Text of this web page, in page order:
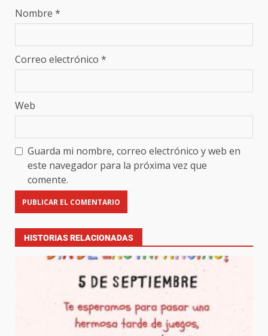
Nombre *
Correo electrónico *
Web
Guarda mi nombre, correo electrónico y web en
este navegador para la próxima vez que
comente.
HISTORIAS RELACIONADAS